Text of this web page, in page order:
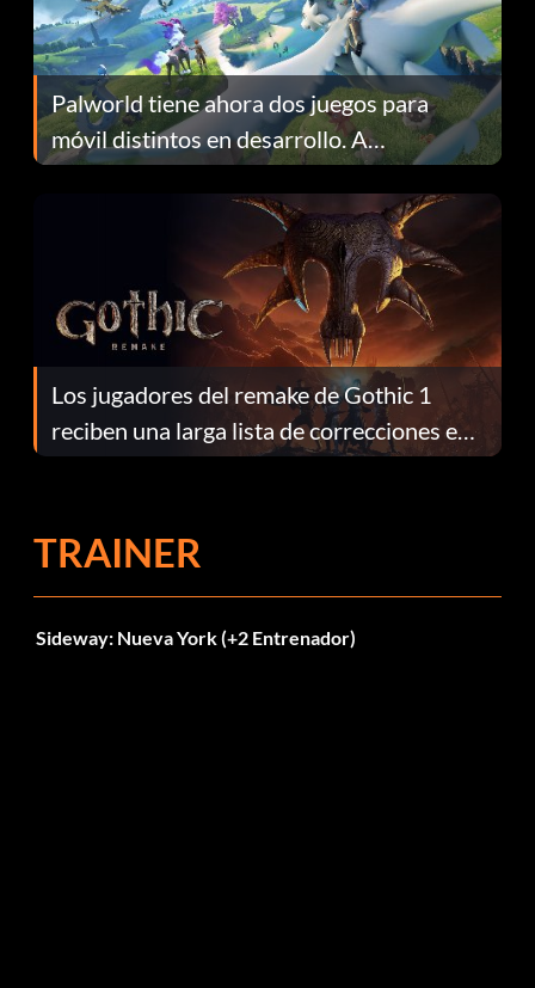
Palworld tiene ahora dos juegos para
móvil distintos en desarrollo. A
continuación te explicamos por qué.
Los jugadores del remake de Gothic 1
reciben una larga lista de correcciones en
el parche 1.0.4
TRAINER
Sideway: Nueva York (+2 Entrenador)